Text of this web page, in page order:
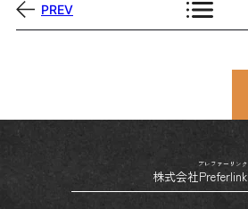
PREV
株式会社Preferlink
プレファーリンク